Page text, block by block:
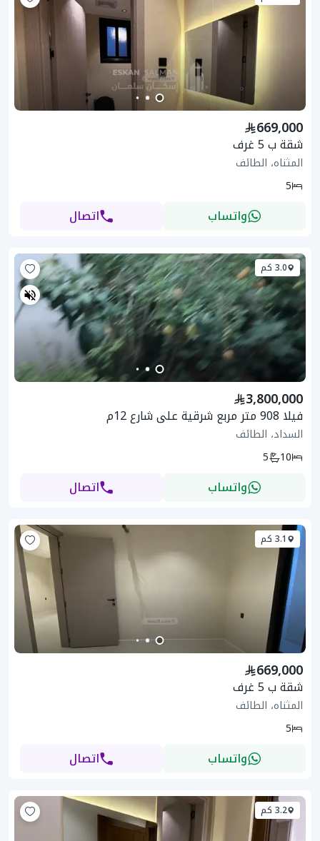
669,000
شقة ب 5 غرف
المثناه، الطائف
5
واتساب اتصال
3.0 كم
3,800,000
فيلا 908 متر مربع شرقية على شارع 12م
السداد، الطائف
10
5
واتساب اتصال
3.1 كم
669,000
شقة ب 5 غرف
المثناه، الطائف
5
واتساب اتصال
3.2 كم